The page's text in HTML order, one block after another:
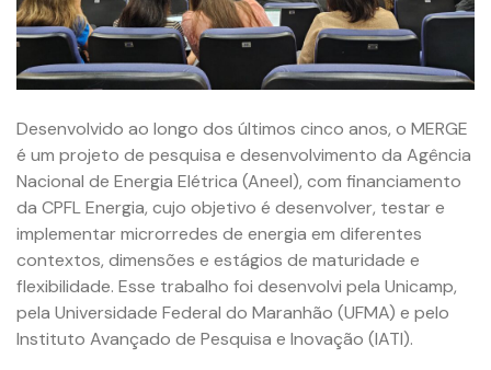
Desenvolvido ao longo dos últimos cinco anos, o MERGE
é um projeto de pesquisa e desenvolvimento da Agência
Nacional de Energia Elétrica (Aneel), com financiamento
da CPFL Energia, cujo objetivo é desenvolver, testar e
implementar microrredes de energia em diferentes
contextos, dimensões e estágios de maturidade e
flexibilidade. Esse trabalho foi desenvolvi pela Unicamp,
pela Universidade Federal do Maranhão (UFMA) e pelo
Instituto Avançado de Pesquisa e Inovação (IATI).